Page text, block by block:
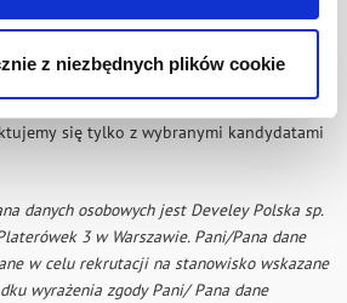
z niezbędnych plików cookie
zainteresowany APLIKUJ
link
się tylko z wybranymi kandydatami
danych osobowych jest Develey Polska sp.
3 w Warszawie. Pani/Pana dane
w celu rekrutacji na stanowisko wskazane
wyrażenia zgody Pani/ Pana dane